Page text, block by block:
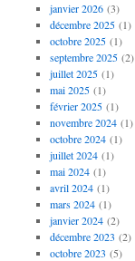
janvier 2026(3)
décembre 2025(1)
octobre 2025(1)
septembre 2025(2)
juillet 2025(1)
mai 2025(1)
février 2025(1)
novembre 2024(1)
octobre 2024(1)
juillet 2024(1)
mai 2024(1)
avril 2024(1)
mars 2024(1)
janvier 2024(2)
décembre 2023 (2)
octobre 2023 (5)